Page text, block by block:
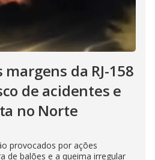
da RJ-158
de acidentes e
no Norte
provocados por ações
de balões e a queima irregular